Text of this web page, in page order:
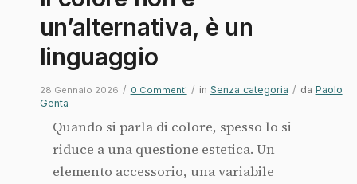
un’alternativa, è un
linguaggio
28 Gennaio 2026 / 0 Commenti / in Senza categoria / da Paolo
Genta
Quando si parla di colore, spesso lo si
riduce a una questione estetica. Un
elemento accessorio, una variabile